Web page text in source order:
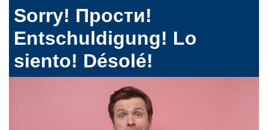
Sorry! Прости!
Entschuldigung! Lo
siento! Désolé!